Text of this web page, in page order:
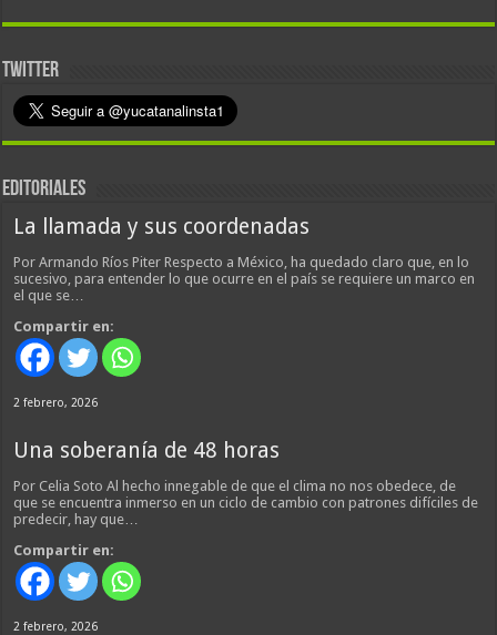
TWITTER
EDITORIALES
La llamada y sus coordenadas
Por Armando Ríos Piter Respecto a México, ha quedado claro que, en lo
sucesivo, para entender lo que ocurre en el país se requiere un marco en
el que se…
Compartir en:
2 febrero, 2026
Una soberanía de 48 horas
Por Celia Soto Al hecho innegable de que el clima no nos obedece, de
que se encuentra inmerso en un ciclo de cambio con patrones difíciles de
predecir, hay que…
Compartir en:
2 febrero, 2026